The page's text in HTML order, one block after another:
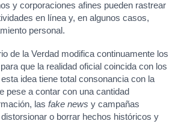
y corporaciones afines pueden rastrear
en línea y, en algunos casos,
personal.
de la Verdad modifica continuamente los
que la realidad oficial coincida con los
idea tiene total consonancia con la
pese a contar con una cantidad
las fake news y campañas
o borrar hechos históricos y